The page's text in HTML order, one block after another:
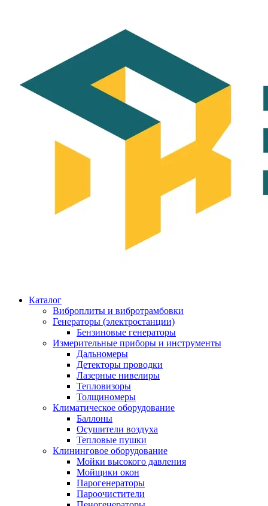
Каталог
Виброплиты и вибротрамбовки
Генераторы (электростанции)
Бензиновые генераторы
Измерительные приборы и инструменты
Дальномеры
Детекторы проводки
Лазерные нивелиры
Тепловизоры
Толщиномеры
Климатическое оборудование
Баллоны
Осушители воздуха
Тепловые пушки
Клининговое оборудование
Мойки высокого давления
Мойщики окон
Парогенераторы
Пароочистители